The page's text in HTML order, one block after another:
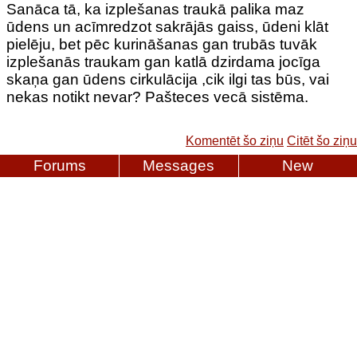
Sanāca tā, ka izplešanas traukā palika maz
ūdens un acīmredzot sakrājās gaiss, ūdeni klāt
pielēju, bet pēc kurināšanas gan trubās tuvāk
izplešanās traukam gan katlā dzirdama jocīga
skaņa gan ūdens cirkulācija ,cik ilgi tas būs, vai
nekas notikt nevar? Pašteces vecā sistēma.
Komentēt šo ziņu Citēt šo ziņu
Forums Messages New